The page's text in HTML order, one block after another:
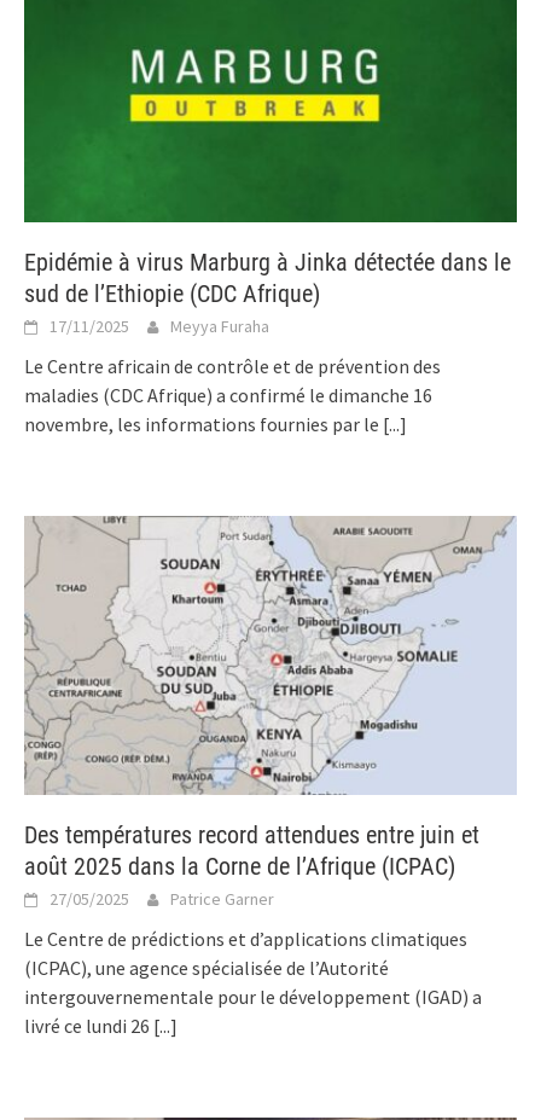
Epidémie à virus Marburg à Jinka détectée dans le
sud de l’Ethiopie (CDC Afrique)
17/11/2025 Meyya Furaha
Le Centre africain de contrôle et de prévention des
maladies (CDC Afrique) a confirmé le dimanche 16
novembre, les informations fournies par le [...]
Des températures record attendues entre juin et
août 2025 dans la Corne de l’Afrique (ICPAC)
27/05/2025 Patrice Garner
Le Centre de prédictions et d’applications climatiques
(ICPAC), une agence spécialisée de l’Autorité
intergouvernementale pour le développement (IGAD) a
livré ce lundi 26 [...]